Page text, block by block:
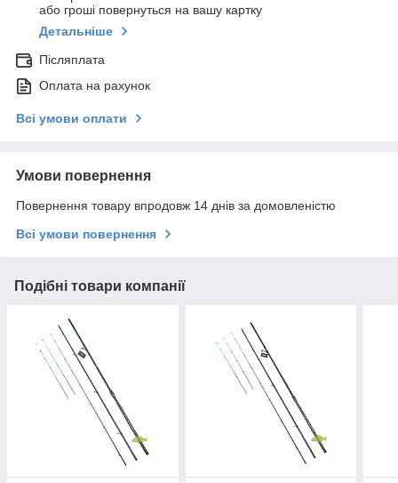
або гроші повернуться на вашу картку
Детальніше
Післяплата
Оплата на рахунок
Всі умови оплати
Умови повернення
Повернення товару впродовж 14 днів за домовленістю
Всі умови повернення
Подібні товари компанії